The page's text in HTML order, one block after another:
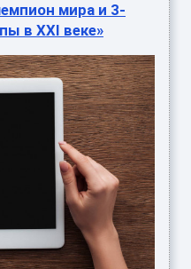
мира и 3-
в XXI веке»